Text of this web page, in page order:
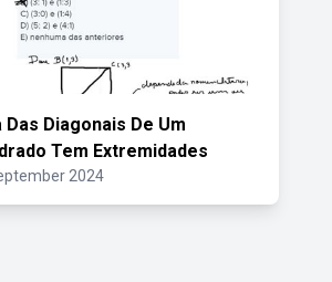
Das Diagonais De Um
Tem Extremidades
2024